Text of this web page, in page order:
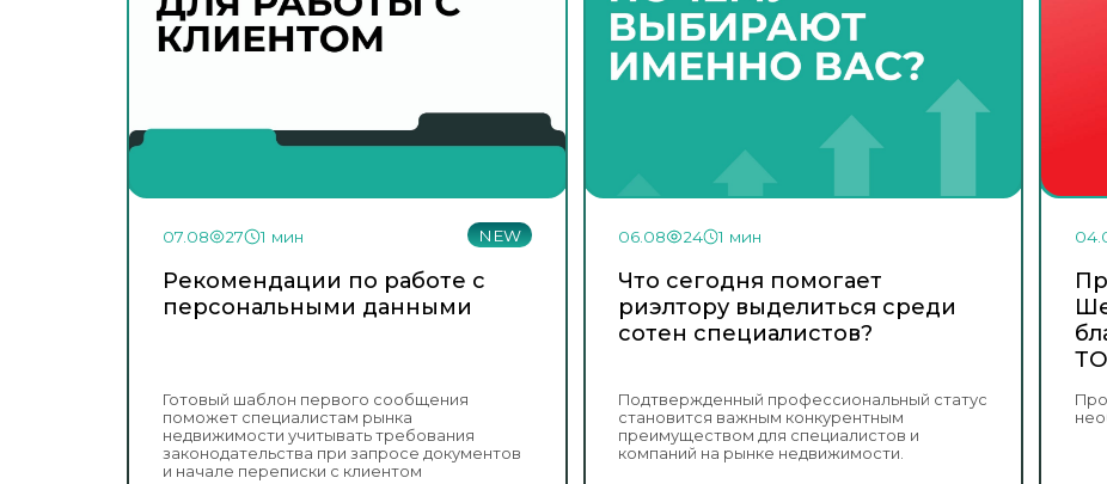
NEW
07.08 27 1 мин
Рекомендации по работе с
персональными данными
Готовый шаблон первого сообщения
поможет специалистам рынка
недвижимости учитывать требования
законодательства при запросе документов
и начале переписки с клиентом
06.08 24 1 мин
Что сегодня помогает
риэлтору выделиться среди
сотен специалистов?
Подтвержденный профессиональный статус
становится важным конкурентным
преимуществом для специалистов и
компаний на рынке недвижимости.